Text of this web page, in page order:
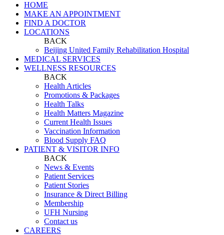
HOME
MAKE AN APPOINTMENT
FIND A DOCTOR
LOCATIONS
BACK
Beijing United Family Rehabilitation Hospital
MEDICAL SERVICES
WELLNESS RESOURCES
BACK
Health Articles
Promotions & Packages
Health Talks
Health Matters Magazine
Current Health Issues
Vaccination Information
Blood Supply FAQ
PATIENT & VISITOR INFO
BACK
News & Events
Patient Services
Patient Stories
Insurance & Direct Billing
Membership
UFH Nursing
Contact us
CAREERS